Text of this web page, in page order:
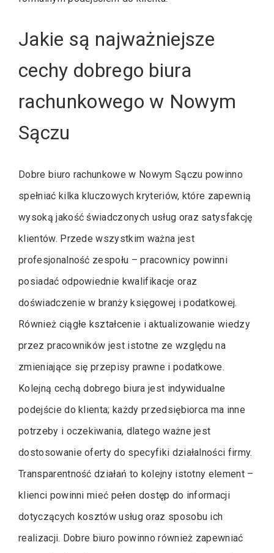
Jakie są najważniejsze
cechy dobrego biura
rachunkowego w Nowym
Sączu
Dobre biuro rachunkowe w Nowym Sączu powinno
spełniać kilka kluczowych kryteriów, które zapewnią
wysoką jakość świadczonych usług oraz satysfakcję
klientów. Przede wszystkim ważna jest
profesjonalność zespołu – pracownicy powinni
posiadać odpowiednie kwalifikacje oraz
doświadczenie w branży księgowej i podatkowej.
Również ciągłe kształcenie i aktualizowanie wiedzy
przez pracowników jest istotne ze względu na
zmieniające się przepisy prawne i podatkowe.
Kolejną cechą dobrego biura jest indywidualne
podejście do klienta; każdy przedsiębiorca ma inne
potrzeby i oczekiwania, dlatego ważne jest
dostosowanie oferty do specyfiki działalności firmy.
Transparentność działań to kolejny istotny element –
klienci powinni mieć pełen dostęp do informacji
dotyczących kosztów usług oraz sposobu ich
realizacji. Dobre biuro powinno również zapewniać